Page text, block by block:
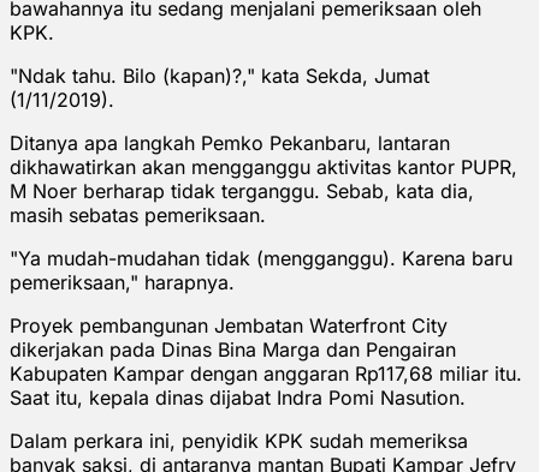
bawahannya itu sedang menjalani pemeriksaan oleh
KPK.
"Ndak tahu. Bilo (kapan)?," kata Sekda, Jumat
(1/11/2019).
Ditanya apa langkah Pemko Pekanbaru, lantaran
dikhawatirkan akan mengganggu aktivitas kantor PUPR,
M Noer berharap tidak terganggu. Sebab, kata dia,
masih sebatas pemeriksaan.
"Ya mudah-mudahan tidak (mengganggu). Karena baru
pemeriksaan," harapnya.
Proyek pembangunan Jembatan Waterfront City
dikerjakan pada Dinas Bina Marga dan Pengairan
Kabupaten Kampar dengan anggaran Rp117,68 miliar itu.
Saat itu, kepala dinas dijabat Indra Pomi Nasution.
Dalam perkara ini, penyidik KPK sudah memeriksa
banyak saksi, di antaranya mantan Bupati Kampar Jefry